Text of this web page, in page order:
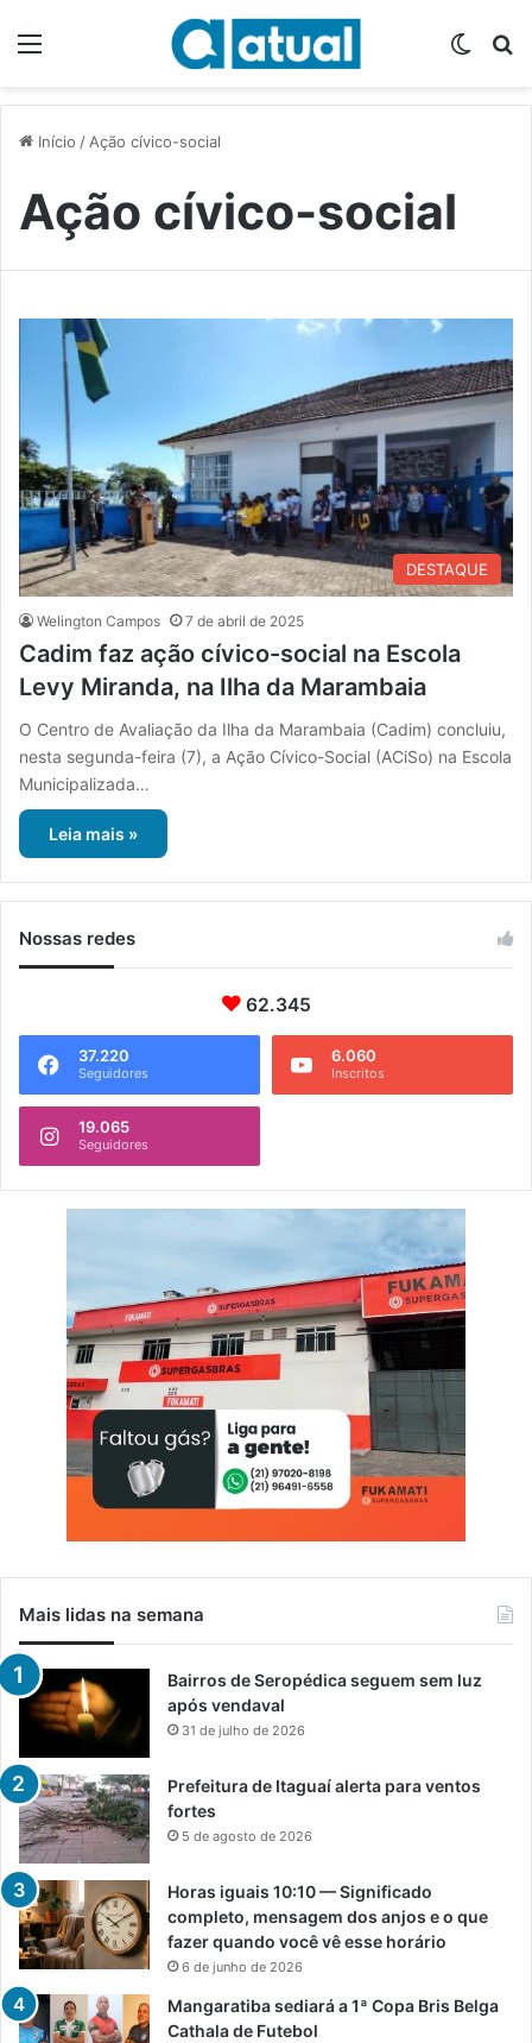
Início / Ação cívico-social
Ação cívico-social
DESTAQUE
Welington Campos 7 de abril de 2025
Cadim faz ação cívico-social na Escola
Levy Miranda, na Ilha da Marambaia
O Centro de Avaliação da Ilha da Marambaia (Cadim) concluiu,
nesta segunda-feira (7), a Ação Cívico-Social (ACiSo) na Escola
Municipalizada…
Leia mais »
Nossas redes
62.345
37.220
Seguidores
6.060
Inscritos
19.065
Seguidores
Mais lidas na semana
Bairros de Seropédica seguem sem luz
após vendaval
31 de julho de 2026
Prefeitura de Itaguaí alerta para ventos
fortes
5 de agosto de 2026
Horas iguais 10:10 — Significado
completo, mensagem dos anjos e o que
fazer quando você vê esse horário
6 de junho de 2026
Mangaratiba sediará a 1ª Copa Bris Belga
Cathala de Futebol